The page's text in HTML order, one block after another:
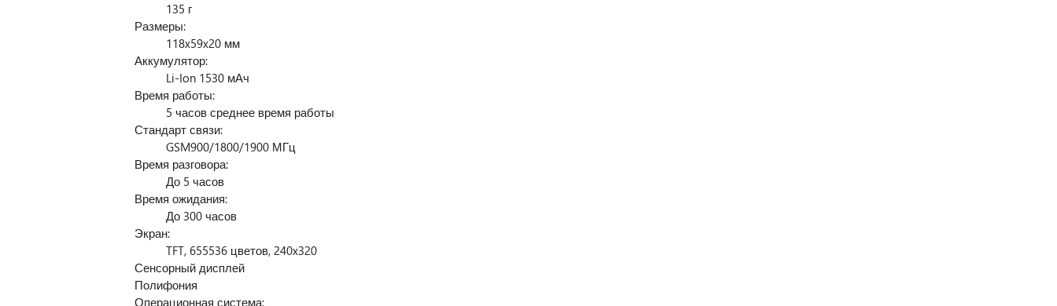
135 г
Размеры:
118x59x20 мм
Аккумулятор:
Li-Ion 1530 мАч
Время работы:
5 часов среднее время работы
Стандарт связи:
GSM900/1800/1900 МГц
Время разговора:
До 5 часов
Время ожидания:
До 300 часов
Экран:
TFT, 655536 цветов, 240x320
Сенсорный дисплей
Полифония
Операционная система: